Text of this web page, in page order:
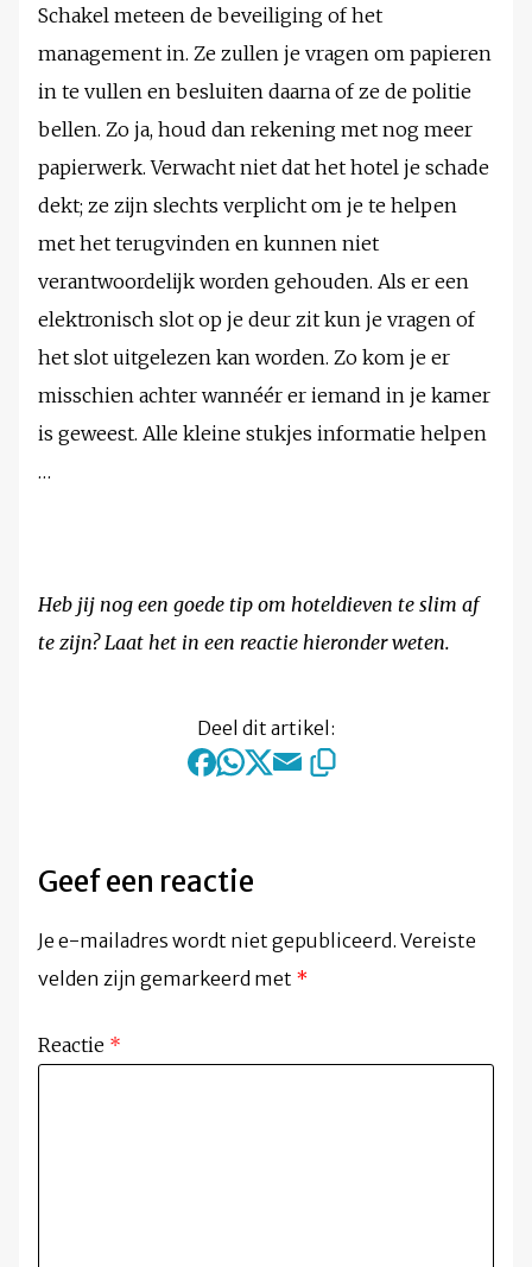
Schakel meteen de beveiliging of het
management in. Ze zullen je vragen om papieren
in te vullen en besluiten daarna of ze de politie
bellen. Zo ja, houd dan rekening met nog meer
papierwerk. Verwacht niet dat het hotel je schade
dekt; ze zijn slechts verplicht om je te helpen
met het terugvinden en kunnen niet
verantwoordelijk worden gehouden. Als er een
elektronisch slot op je deur zit kun je vragen of
het slot uitgelezen kan worden. Zo kom je er
misschien achter wannéér er iemand in je kamer
is geweest. Alle kleine stukjes informatie helpen
…
Heb jij nog een goede tip om hoteldieven te slim af
te zijn? Laat het in een reactie hieronder weten.
Deel dit artikel:
Geef een reactie
Je e-mailadres wordt niet gepubliceerd. Vereiste
velden zijn gemarkeerd met *
Reactie *